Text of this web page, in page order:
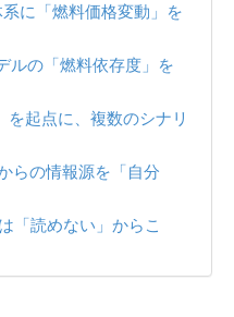
に「燃料価格変動」を
ルの「燃料依存度」を
起点に、複数のシナリ
らの情報源を「自分
「読めない」からこ